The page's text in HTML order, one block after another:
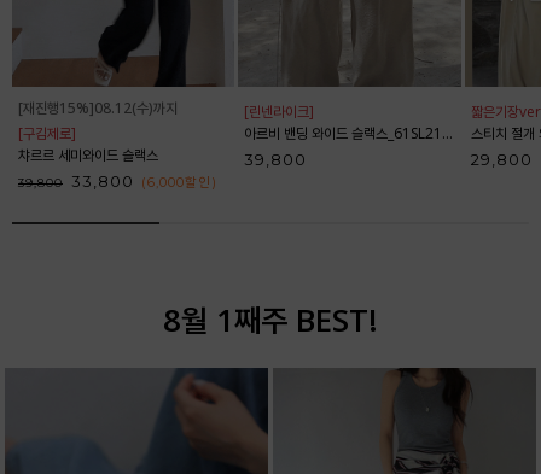
[재진행15%]08.12(수)까지
[구김제로]
챠르르 세미와이드 슬랙스
39,800 33,800 (6,000할인 )
[린넨라이크]
아르비 밴딩 와이드 슬랙스_61SL2153
39,800
짧은기장
스티치 절개
29,800
8월 1째주 BEST!